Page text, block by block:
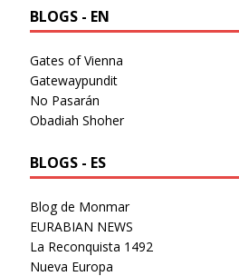
BLOGS - EN
Gates of Vienna
Gatewaypundit
No Pasarán
Obadiah Shoher
BLOGS - ES
Blog de Monmar
EURABIAN NEWS
La Reconquista 1492
Nueva Europa